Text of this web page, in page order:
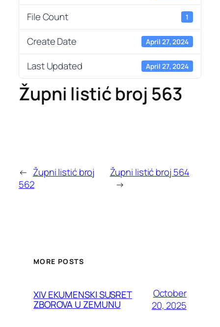
File Count 1
Create Date April 27, 2024
Last Updated April 27, 2024
Župni listić broj 563
← Župni listić broj
562
Župni listić broj 564
→
MORE POSTS
XIV EKUMENSKI SUSRET
ZBOROVA U ZEMUNU
October
20, 2025